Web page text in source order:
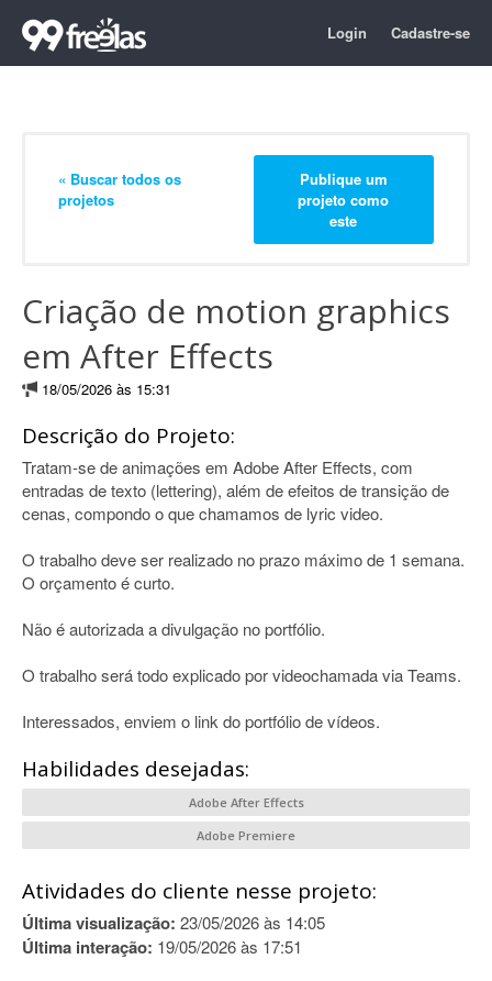
Login Cadastre-se
« Buscar todos os
projetos
Publique um
projeto como
este
Criação de motion graphics
em After Effects
18/05/2026 às 15:31
Descrição do Projeto:
Tratam-se de animações em Adobe After Effects, com
entradas de texto (lettering), além de efeitos de transição de
cenas, compondo o que chamamos de lyric video.
O trabalho deve ser realizado no prazo máximo de 1 semana.
O orçamento é curto.
Não é autorizada a divulgação no portfólio.
O trabalho será todo explicado por videochamada via Teams.
Interessados, enviem o link do portfólio de vídeos.
Habilidades desejadas:
Adobe After Effects
Adobe Premiere
Atividades do cliente nesse projeto:
Última visualização: 23/05/2026 às 14:05
Última interação: 19/05/2026 às 17:51